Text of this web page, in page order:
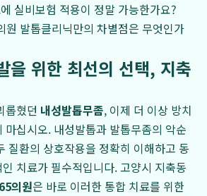
실비보험 적용이 정말 가능한가요?
원 발톱클리닉만의 차별점은 무엇인가
을 위한 최선의 선택, 지축
롭혔던 내성발톱무좀, 이제 더 이상 방치
마십시오. 내성발톱과 발톱무좀의 악순
질환의 상호작용을 정확히 이해하고 동
치료가 필수적입니다. 고양시 지축동
의원은 바로 이러한 통합 치료를 위한